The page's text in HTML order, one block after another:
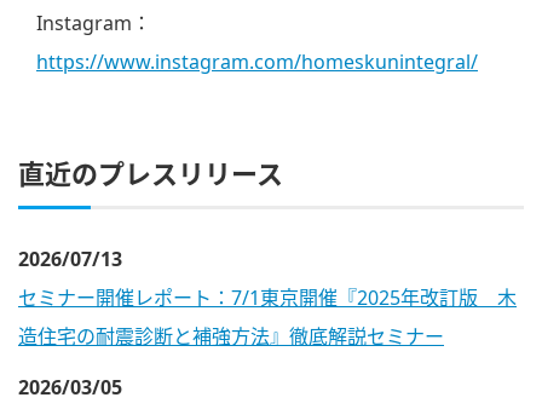
Instagram：
https://www.instagram.com/homeskunintegral/
直近のプレスリリース
2026/07/13
セミナー開催レポート：7/1東京開催『2025年改訂版 木
造住宅の耐震診断と補強方法』徹底解説セミナー
2026/03/05